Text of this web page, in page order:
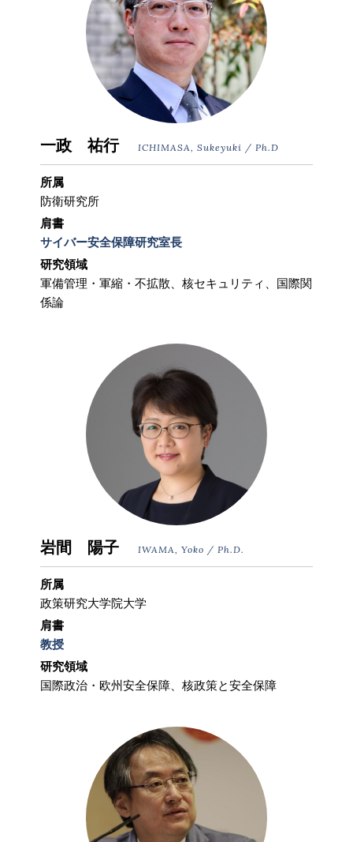
一政 祐行 ICHIMASA, Sukeyuki / Ph.D
所属
防衛研究所
肩書
サイバー安全保障研究室長
研究領域
軍備管理・軍縮・不拡散、核セキュリティ、国際関
係論
岩間 陽子 IWAMA, Yoko / Ph.D.
所属
政策研究大学院大学
肩書
教授
研究領域
国際政治・欧州安全保障、核政策と安全保障